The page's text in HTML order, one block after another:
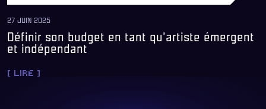
27 JUIN 2025
Définir son budget en tant qu’artiste émergent
et indépendant
[ LIRE ]